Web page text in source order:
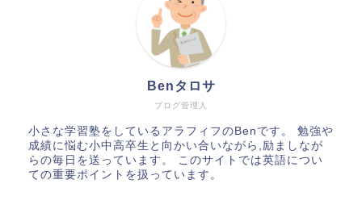
ブログ管理人
Benタロサ
小さな学習塾をしているアラフィフのBenです。 勉強や
成績に悩む小中高卒生と向かい合いながら,励ましなが
らの毎日を送っています。 このサイトでは英語につい
ての重要ポイントを扱っています。